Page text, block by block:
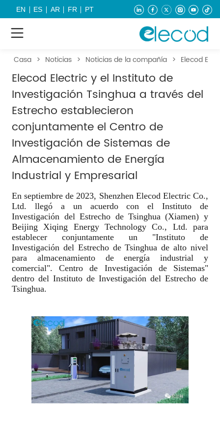
EN ES AR FR PT
Casa > Noticias > Noticias de la compañía > Elecod
Elecod Electric y el Instituto de
Investigación Tsinghua a través del
Estrecho establecieron
conjuntamente el Centro de
Investigación de Sistemas de
Almacenamiento de Energía
Industrial y Empresarial